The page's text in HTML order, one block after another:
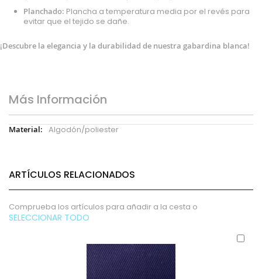
Planchado: Plancha a temperatura media por el revés para
evitar que el tejido se dañe.
¡Descubre la elegancia y la durabilidad de nuestra gabardina blanca!
Más Información
Más
Algodón/poliester
ARTÍCULOS RELACIONADOS
Comprueba los artículos para añadir a la cesta o
SELECCIONAR TODO